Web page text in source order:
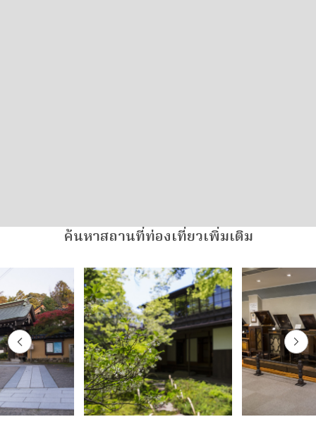
ค้นหาสถานที่ท่องเที่ยวเพิ่มเติม